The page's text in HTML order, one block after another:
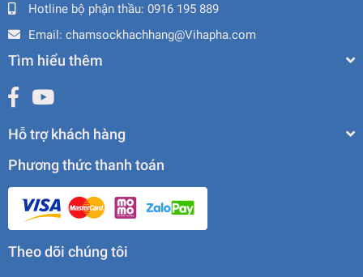
Hotline bộ phận thầu: 0916 195 889
Email: chamsockhachhang@Vihapha.com
Tìm hiểu thêm
Hỗ trợ khách hàng
Phương thức thanh toán
Theo dõi chúng tôi